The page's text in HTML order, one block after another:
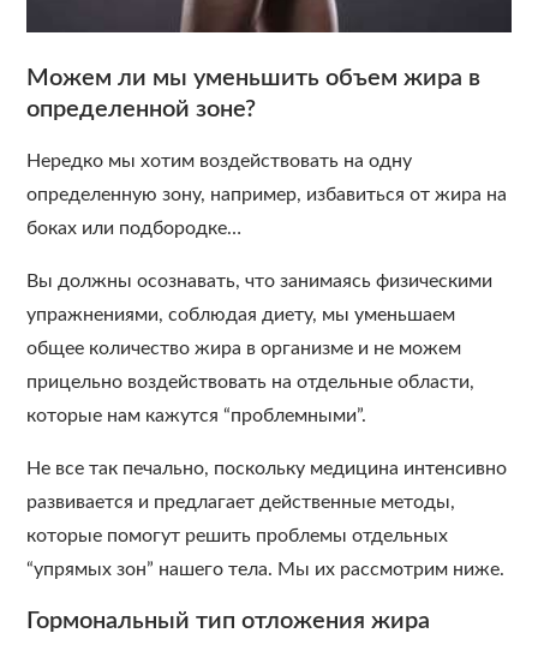
Можем ли мы уменьшить объем жира в
определенной зоне?
Нередко мы хотим воздействовать на одну
определенную зону, например, избавиться от жира на
боках или подбородке…
Вы должны осознавать, что занимаясь физическими
упражнениями, соблюдая диету, мы уменьшаем
общее количество жира в организме и не можем
прицельно воздействовать на отдельные области,
которые нам кажутся “проблемными”.
Не все так печально, поскольку медицина интенсивно
развивается и предлагает действенные методы,
которые помогут решить проблемы отдельных
“упрямых зон” нашего тела. Мы их рассмотрим ниже.
Гормональный тип отложения жира